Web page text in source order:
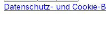
Datenschutz- und Cookie-